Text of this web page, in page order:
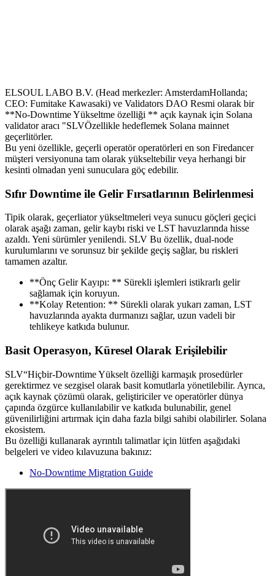
ELSOUL LABO B.V. (Head merkezler: AmsterdamHollanda;
CEO: Fumitake Kawasaki) ve Validators DAO Resmi olarak bir
**No-Downtime Yükseltme özelliği ** açık kaynak için Solana
validator aracı "SLVÖzellikle hedeflemek Solana mainnet
geçerlitörler.
Bu yeni özellikle, geçerli operatör operatörleri en son Firedancer
müşteri versiyonuna tam olarak yükseltebilir veya herhangi bir
kesinti olmadan yeni sunuculara göç edebilir.
Sıfır Downtime ile Gelir Fırsatlarının Belirlenmesi
Tipik olarak, geçerliator yükseltmeleri veya sunucu göçleri geçici
olarak aşağı zaman, gelir kaybı riski ve LST havuzlarında hisse
azaldı. Yeni sürümler yenilendi. SLV Bu özellik, dual-node
kurulumlarını ve sorunsuz bir şekilde geçiş sağlar, bu riskleri
tamamen azaltır.
**Önç Gelir Kayıpı: ** Sürekli işlemleri istikrarlı gelir
sağlamak için koruyun.
**Kolay Retention: ** Sürekli olarak yukarı zaman, LST
havuzlarında ayakta durmanızı sağlar, uzun vadeli bir
tehlikeye katkıda bulunur.
Basit Operasyon, Küresel Olarak Erişilebilir
SLV“Hiçbir-Downtime Yükselt özelliği karmaşık prosedürler
gerektirmez ve sezgisel olarak basit komutlarla yönetilebilir. Ayrıca,
açık kaynak çözümü olarak, geliştiriciler ve operatörler dünya
çapında özgürce kullanılabilir ve katkıda bulunabilir, genel
güvenilirliğini artırmak için daha fazla bilgi sahibi olabilirler. Solana
ekosistem.
Bu özelliği kullanarak ayrıntılı talimatlar için lütfen aşağıdaki
belgeleri ve video kılavuzuna bakınız:
No-Downtime Migration Guide